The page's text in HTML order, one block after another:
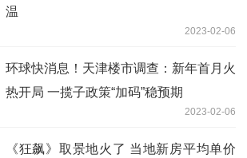
温
2023-02-06
环球快消息！天津楼市调查：新年首月火
热开局 一揽子政策“加码”稳预期
2023-02-06
《狂飙》取景地火了 当地新房平均单价